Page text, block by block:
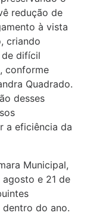
redução de
à vista
criando
difícil
conforme
Quadrado.
desses
a eficiência da
Municipal,
agosto e 21 de
dentro do ano.